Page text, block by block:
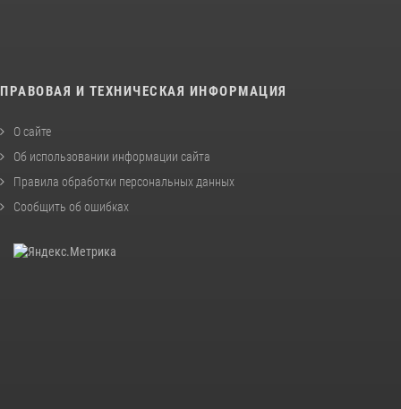
ПРАВОВАЯ И ТЕХНИЧЕСКАЯ ИНФОРМАЦИЯ
О сайте
Об использовании информации сайта
Правила обработки персональных данных
Сообщить об ошибках